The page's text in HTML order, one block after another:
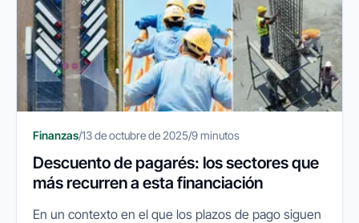
Finanzas/13 de octubre de 2025/9 minutos
Descuento de pagarés: los sectores que
más recurren a esta financiación
En un contexto en el que los plazos de pago siguen